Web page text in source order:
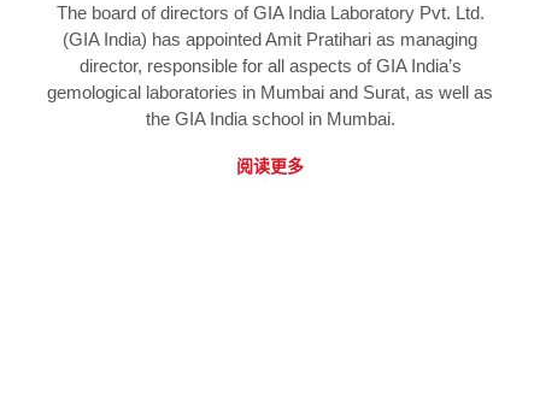
The board of directors of GIA India Laboratory Pvt. Ltd.
(GIA India) has appointed Amit Pratihari as managing
director, responsible for all aspects of GIA India’s
gemological laboratories in Mumbai and Surat, as well as
the GIA India school in Mumbai.
阅读更多